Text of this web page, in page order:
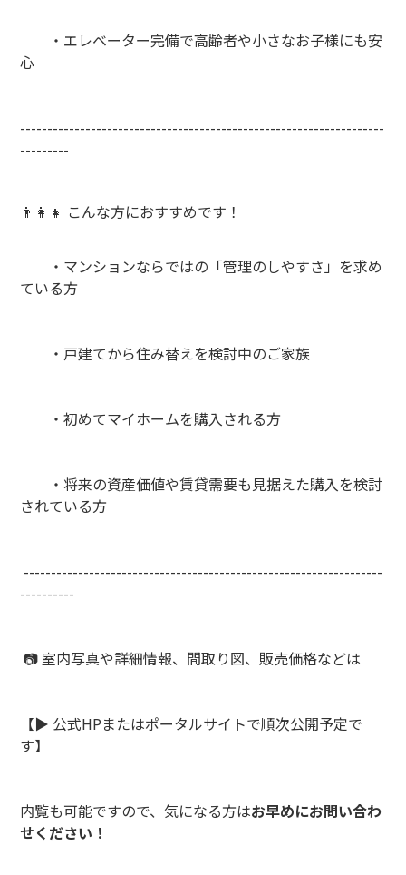
・エレベーター完備で高齢者や小さなお子様にも安
心
-------------------------------------------------------------------
---------
👨‍👩‍👧 こんな方におすすめです！
・マンションならではの「管理のしやすさ」を求め
ている方
・戸建てから住み替えを検討中のご家族
・初めてマイホームを購入される方
・将来の資産価値や賃貸需要も見据えた購入を検討
されている方
------------------------------------------------------------------
----------
📷 室内写真や詳細情報、間取り図、販売価格などは
【▶️ 公式HPまたはポータルサイトで順次公開予定で
す】
内覧も可能ですので、気になる方はお早めにお問い合わ
せください！